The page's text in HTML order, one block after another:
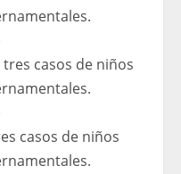
casos de niños